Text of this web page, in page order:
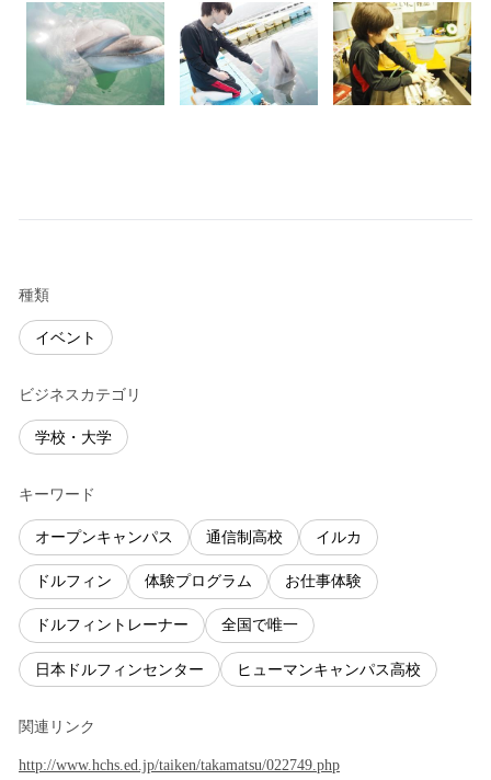
種類
イベント
ビジネスカテゴリ
学校・大学
キーワード
オープンキャンパス 通信制高校 イルカ
ドルフィン 体験プログラム お仕事体験
ドルフィントレーナー 全国で唯一
日本ドルフィンセンター ヒューマンキャンパス高校
関連リンク
http://www.hchs.ed.jp/taiken/takamatsu/022749.php